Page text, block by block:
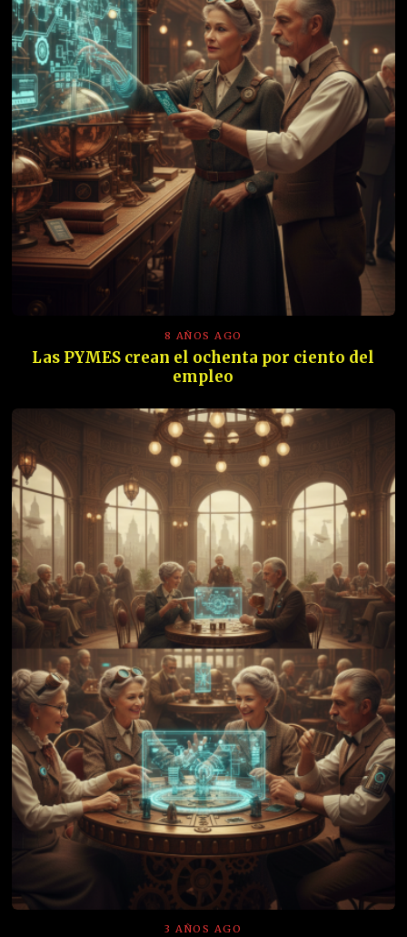
8 AÑOS AGO
Las PYMES crean el ochenta por ciento del
empleo
3 AÑOS AGO